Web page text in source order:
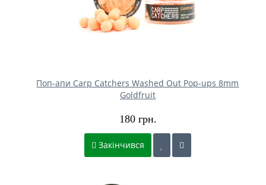
Поп-апи Carp Catchers Washed Out Pop-ups 8mm
Goldfruit
180 грн.
Закінчився